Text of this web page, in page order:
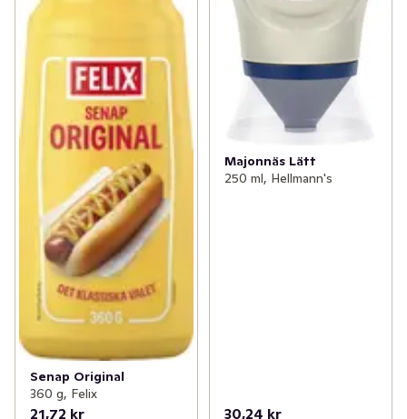
Senap Original
360 g, Felix
21,72 kr
Majonnäs Lätt
250 ml, Hellmann's
30,24 kr